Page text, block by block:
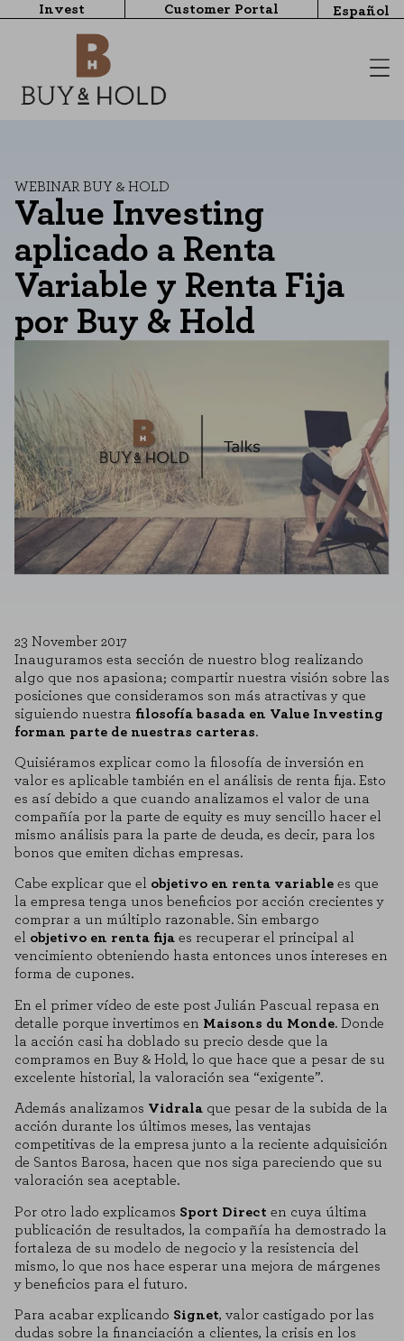
Invest Customer Portal Español
WEBINAR BUY & HOLD
Value Investing
aplicado a Renta
Variable y Renta Fija
por Buy & Hold
23 November 2017
Inauguramos esta sección de nuestro blog realizando
algo que nos apasiona; compartir nuestra visión sobre las
posiciones que consideramos son más atractivas y que
siguiendo nuestra filosofía basada en Value Investing
forman parte de nuestras carteras.
Quisiéramos explicar como la filosofía de inversión en
valor es aplicable también en el análisis de renta fija. Esto
es así debido a que cuando analizamos el valor de una
compañía por la parte de equity es muy sencillo hacer el
mismo análisis para la parte de deuda, es decir, para los
bonos que emiten dichas empresas.
Cabe explicar que el objetivo en renta variable es que
la empresa tenga unos beneficios por acción crecientes y
comprar a un múltiplo razonable. Sin embargo
el objetivo en renta fija es recuperar el principal al
vencimiento obteniendo hasta entonces unos intereses en
forma de cupones.
En el primer vídeo de este post Julián Pascual repasa en
detalle porque invertimos en Maisons du Monde. Donde
la acción casi ha doblado su precio desde que la
compramos en Buy & Hold, lo que hace que a pesar de su
excelente historial, la valoración sea “exigente”.
Además analizamos Vidrala que pesar de la subida de la
acción durante los últimos meses, las ventajas
competitivas de la empresa junto a la reciente adquisición
de Santos Barosa, hacen que nos siga pareciendo que su
valoración sea aceptable.
Por otro lado explicamos Sport Direct en cuya última
publicación de resultados, la compañía ha demostrado la
fortaleza de su modelo de negocio y la resistencia del
mismo, lo que nos hace esperar una mejora de márgenes
y beneficios para el futuro.
Para acabar explicando Signet, valor castigado por las
dudas sobre la financiación a clientes, la crisis en los